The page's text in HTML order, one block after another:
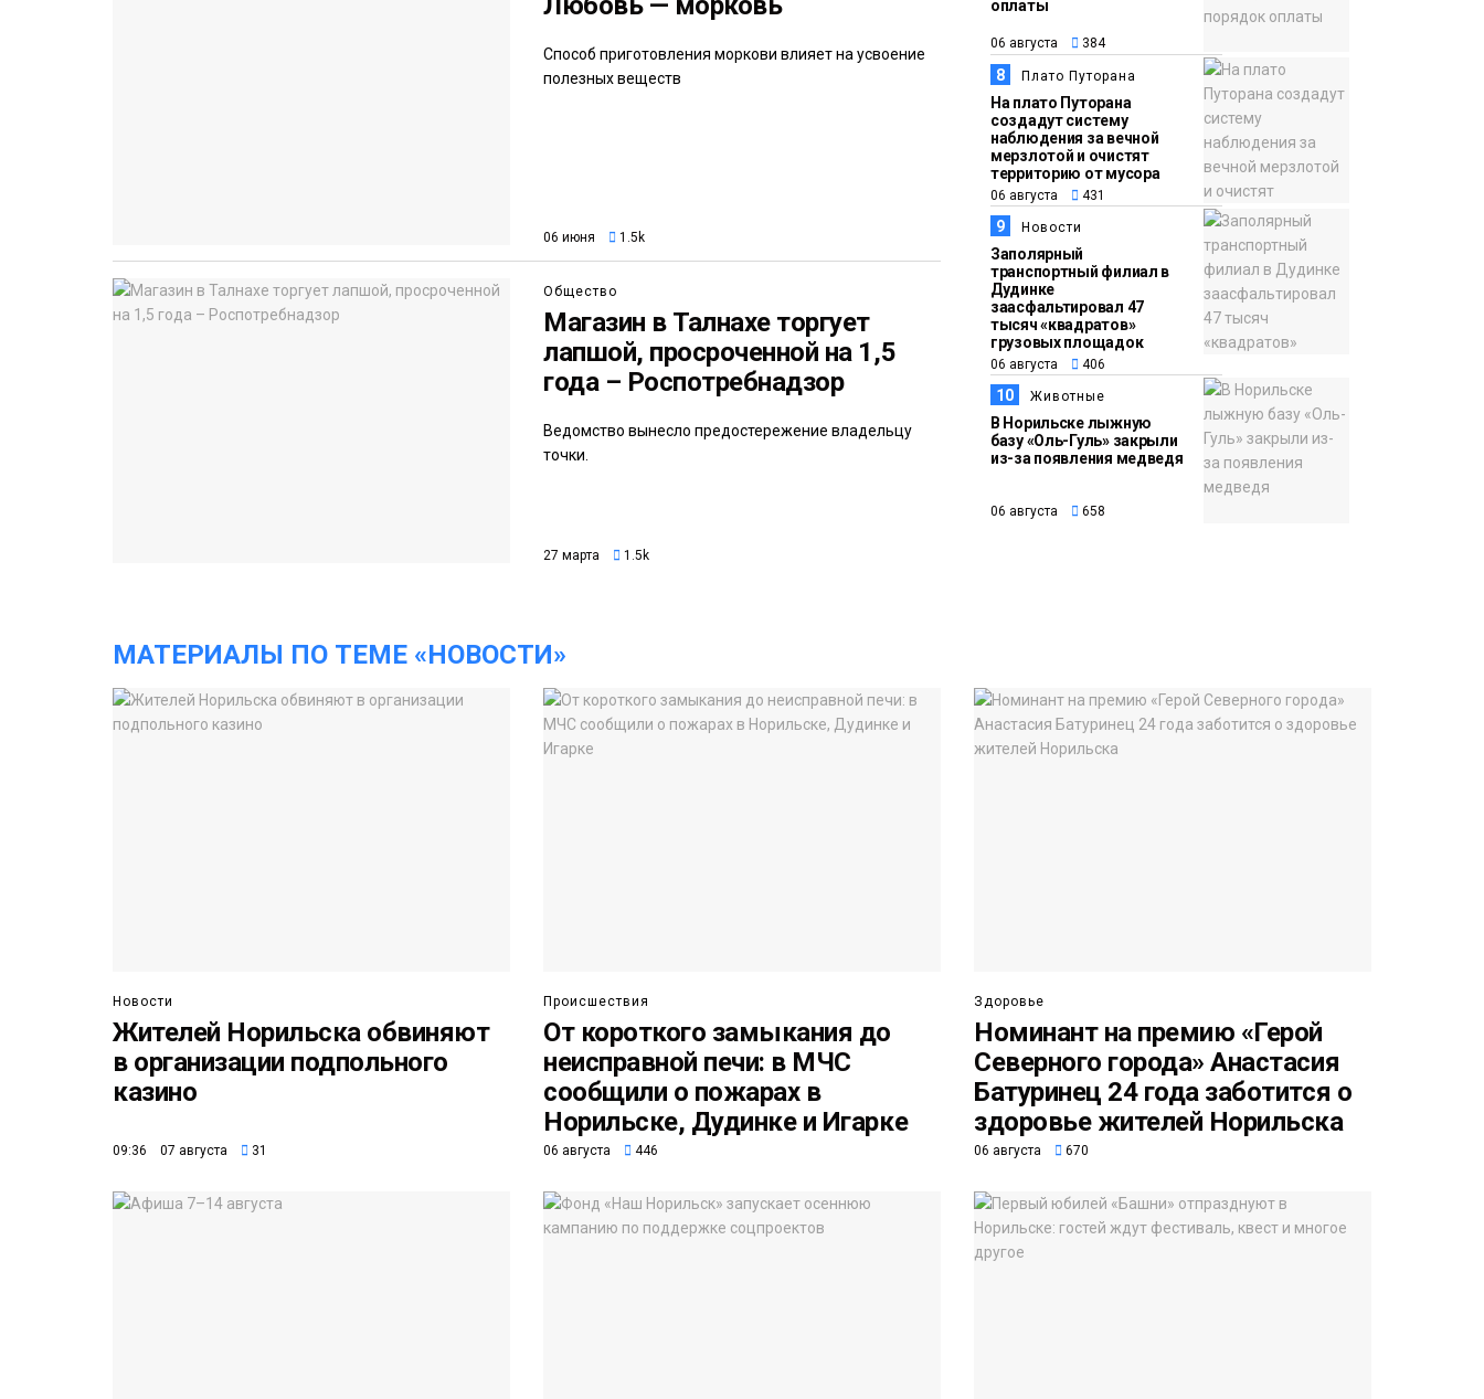
Способ приготовления моркови влияет на усвоение
полезных веществ
06 июня 1.5k
Общество
Магазин в Талнахе торгует
лапшой, просроченной на 1,5
года – Роспотребнадзор
Ведомство вынесло предостережение владельцу
точки.
27 марта 1.5k
оплаты
06 августа 384
8 Плато Путорана
На плато Путорана
создадут систему
наблюдения за вечной
мерзлотой и очистят
территорию от мусора
06 августа 431
9 Новости
Заполярный
транспортный филиал в
Дудинке
заасфальтировал 47
тысяч «квадратов»
грузовых площадок
06 августа 406
10 Животные
В Норильске лыжную
базу «Оль-Гуль» закрыли
из-за появления медведя
06 августа 658
МАТЕРИАЛЫ ПО ТЕМЕ «НОВОСТИ»
Новости
Жителей Норильска обвиняют
в организации подпольного
казино
09:36 07 августа 31
Происшествия
От короткого замыкания до
неисправной печи: в МЧС
сообщили о пожарах в
Норильске, Дудинке и Игарке
06 августа 446
Здоровье
Номинант на премию «Герой
Северного города» Анастасия
Батуринец 24 года заботится о
здоровье жителей Норильска
06 августа 670